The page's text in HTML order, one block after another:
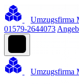
Umzugsfirma
01579-2644073
Umzugsfirma